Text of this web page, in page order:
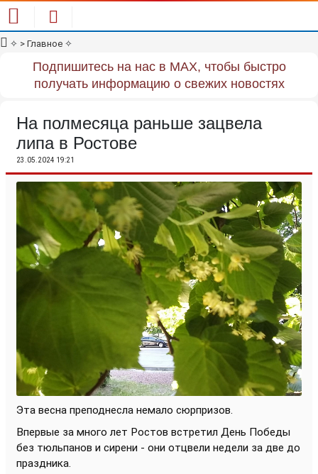
✧ > Главное ✧
Подпишитесь на нас в MAX, чтобы быстро
получать информацию о свежих новостях
На полмесяца раньше зацвела
липа в Ростове
23.05.2024 19:21
Эта весна преподнесла немало сюрпризов.
Впервые за много лет Ростов встретил День Победы
без тюльпанов и сирени - они отцвели недели за две до
праздника.